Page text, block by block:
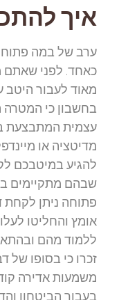
איך
ערב של במה
כאחד. לפני שאתם
מאוד לעבור היטב
בחשבון כי המטרה
עצמית המתבצעת
מדיטציה או
להגיע במיטבכם
שבהם מתקיימים
פתוחה ניתן לקחת
אומץ והחליטו
ללמוד מהם
זכרו כי בסופו של
משמעות אדירה
בעבור הביטחון